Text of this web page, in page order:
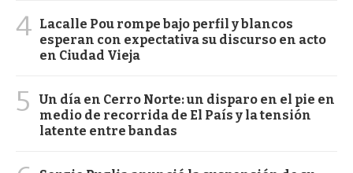
4 Lacalle Pou rompe bajo perfil y blancos
esperan con expectativa su discurso en acto
en Ciudad Vieja
5
Un día en Cerro Norte: un disparo en el pie en
medio de recorrida de El País y la tensión
latente entre bandas